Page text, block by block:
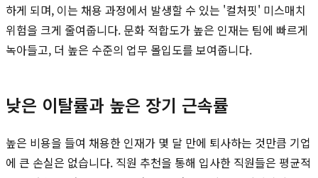
하게 되며, 이는 채용 과정에서 발생할 수 있는 '컬처핏' 미스매치
위험을 크게 줄여줍니다. 문화 적합도가 높은 인재는 팀에 빠르게
녹아들고, 더 높은 수준의 업무 몰입도를 보여줍니다.
낮은 이탈률과 높은 장기 근속률
높은 비용을 들여 채용한 인재가 몇 달 만에 퇴사하는 것만큼 기업
에 큰 손실은 없습니다. 직원 추천을 통해 입사한 직원들은 평균적